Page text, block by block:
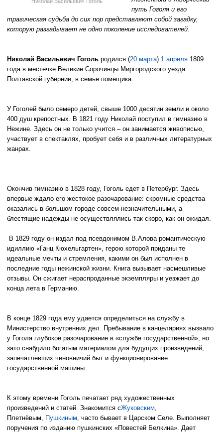
путь Гоголя и его
трагическая судьба до сих пор представляют собой загадку,
которую разгадывает не одно поколение исследователей.
Николай Васильевич Гоголь родился (20 марта) 1 апреля 1809
года в местечке Великие Сорочинцы Миргородского уезда
Полтавской губернии, в семье помещика.
У Гоголей было семеро детей, свыше 1000 десятин земли и около
400 душ крепостных. В 1821 году Николай поступил в гимназию в
Нежине. Здесь он не только учится – он занимается живописью,
участвует в спектаклях, пробует себя и в различных литературных
жанрах.
Окончив гимназию в 1828 году, Гоголь едет в Петербург. Здесь
впервые ждало его жестокое разочарование: скромные средства
оказались в большом городе совсем незначительными, а
блестящие надежды не осуществлялись так скоро, как он ожидал.
В 1829 году он издал под псевдонимом В.Алова романтическую
идиллию «Ганц Кюхельгартен», герою которой приданы те
идеальные мечты и стремления, какими он был исполнен в
последние годы нежинской жизни. Книга вызывает насмешливые
отзывы. Он сжигает нераспроданные экземпляры и уезжает до
конца лета в Германию.
В конце 1829 года ему удается определиться на службу в
Министерство внутренних дел. Пребывание в канцеляриях вызвало
у Гоголя глубокое разочарование в «службе государственной», но
зато снабдило богатым материалом для будущих произведений,
запечатлевших чиновничий быт и функционирование
государственной машины.
К этому времени Гоголь печатает ряд художественных
произведений и статей. Знакомится сЖуковским,
Плетнёвым, Пушкиным, часто бывает в Царском Селе. Выполняет
поручения по изданию пушкинских «Повестей Белкина». Дает